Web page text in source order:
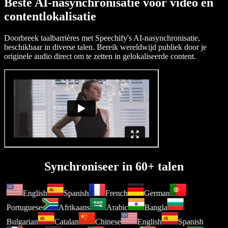
Beste AI-nasynchronisatie voor video en
contentlokalisatie
Doorbreek taalbarrières met Speechify's AI-nasynchronisatie,
beschikbaar in diverse talen. Bereik wereldwijd publiek door je
originele audio direct om te zetten in gelokaliseerde content.
Synchroniseer in 60+ talen
English Spanish French
German
Portuguese
Afrikaans Arabic
Bangla
Bulgarian
Catalan Chinese English
Spanish